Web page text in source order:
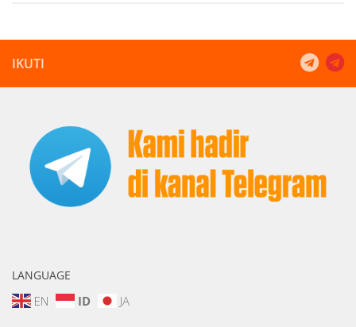
IKUTI
LANGUAGE
EN ID JA